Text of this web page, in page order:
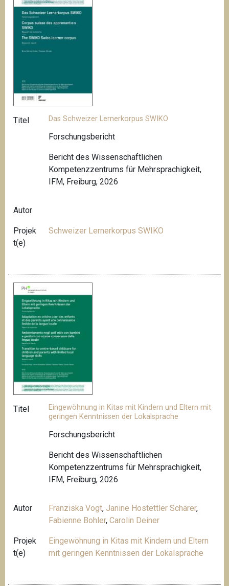
Titel Das Schweizer Lernerkorpus SWIKO
Forschungsbericht
Bericht des Wissenschaftlichen
Kompetenzzentrums für Mehrsprachigkeit,
IFM, Freiburg, 2026
Autor
Projek
t(e)
Schweizer Lernerkorpus SWIKO
Titel
Eingewöhnung in Kitas mit Kindern und Eltern mit
geringen Kenntnissen der Lokalsprache
Forschungsbericht
Bericht des Wissenschaftlichen
Kompetenzzentrums für Mehrsprachigkeit,
IFM, Freiburg, 2026
Autor Franziska Vogt,Janine Hostettler Schärer,
Fabienne Bohler,Carolin Deiner
Projek
t(e)
Eingewöhnung in Kitas mit Kindern und Eltern
mit geringen Kenntnissen der Lokalsprache